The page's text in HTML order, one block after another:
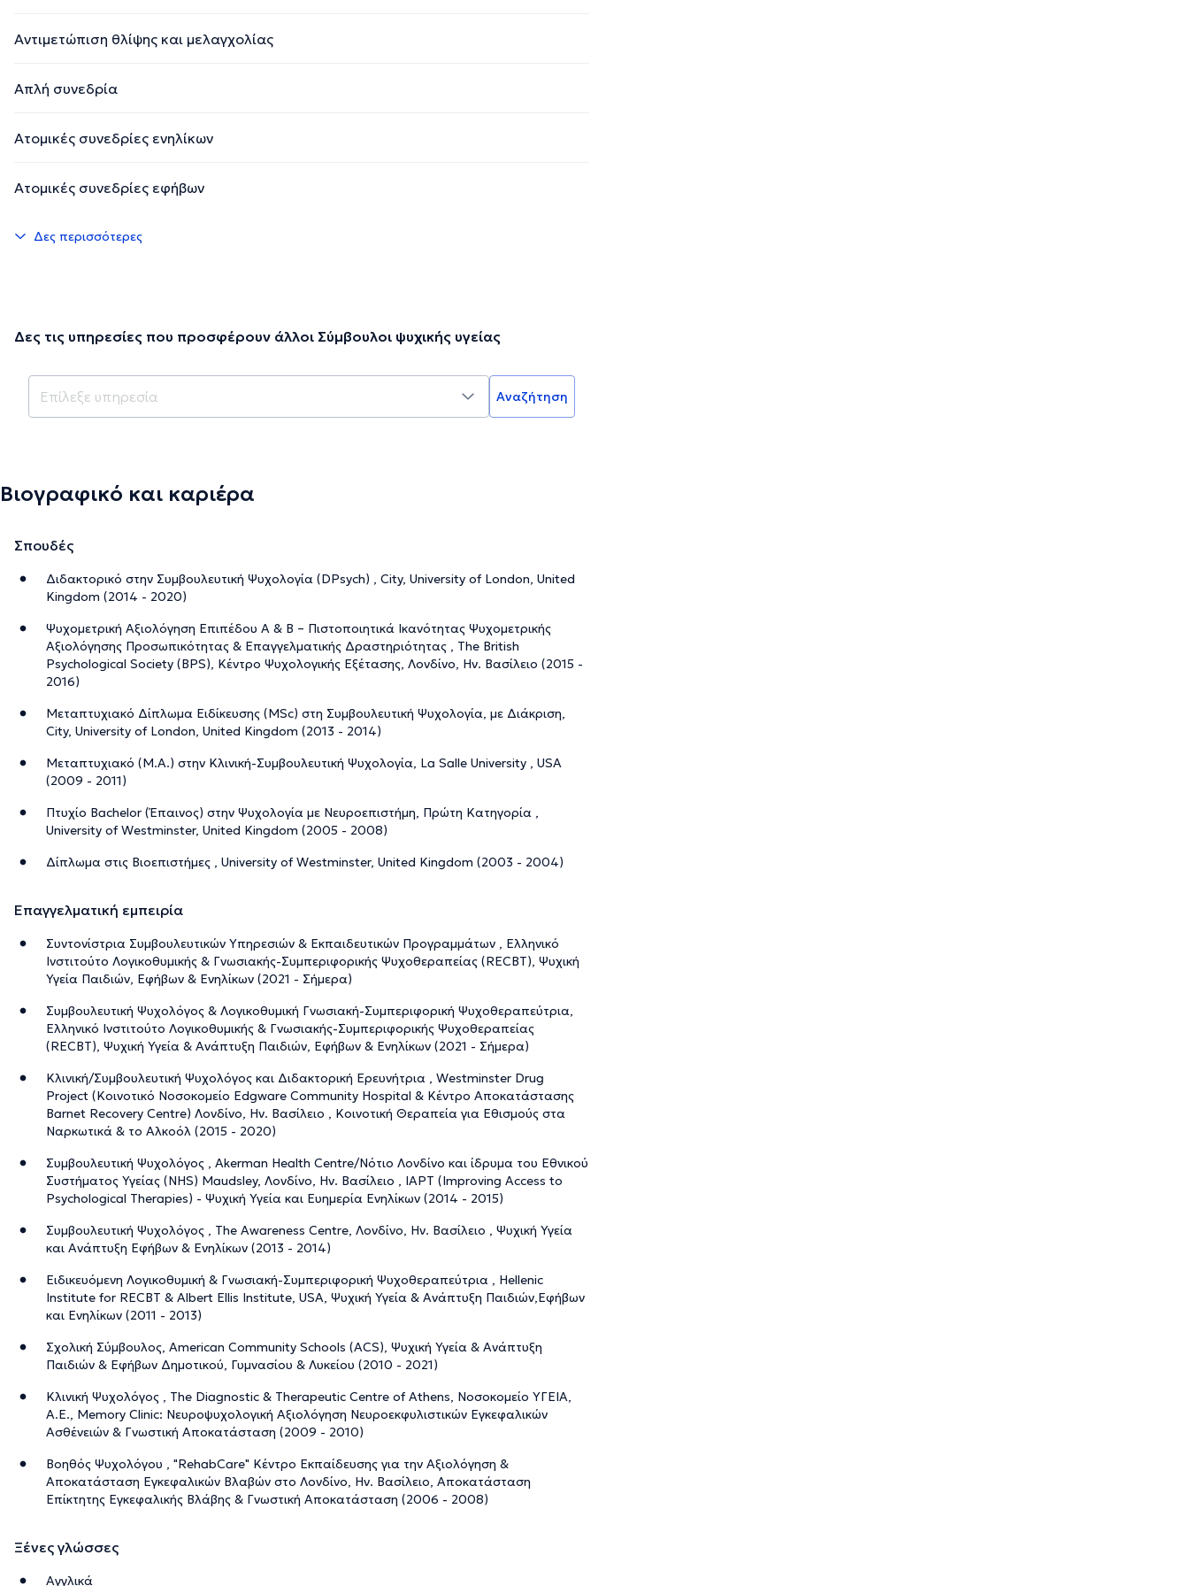
Αντιμετώπιση θλίψης και μελαγχολίας
Απλή συνεδρία
Ατομικές συνεδρίες ενηλίκων
Ατομικές συνεδρίες εφήβων
Δες περισσότερες
Δες τις υπηρεσίες που προσφέρουν άλλοι Σύμβουλοι ψυχικής υγείας
Αναζήτηση
Βιογραφικό και καριέρα
Σπουδές
Διδακτορικό στην Συμβουλευτική Ψυχολογία (DPsych) , City, University of London, United
Kingdom (2014 - 2020)
Ψυχομετρική Αξιολόγηση Επιπέδου Α & Β – Πιστοποιητικά Ικανότητας Ψυχομετρικής
Αξιολόγησης Προσωπικότητας & Επαγγελματικής Δραστηριότητας , The British
Psychological Society (BPS), Κέντρο Ψυχολογικής Εξέτασης, Λονδίνο, Ην. Βασίλειο (2015 -
2016)
Μεταπτυχιακό Δίπλωμα Ειδίκευσης (MSc) στη Συμβουλευτική Ψυχολογία, με Διάκριση,
City, University of London, United Kingdom (2013 - 2014)
Μεταπτυχιακό (M.A.) στην Κλινική-Συμβουλευτική Ψυχολογία, La Salle University , USA
(2009 - 2011)
Πτυχίο Bachelor (Έπαινος) στην Ψυχολογία με Νευροεπιστήμη, Πρώτη Κατηγορία ,
University of Westminster, United Kingdom (2005 - 2008)
Δίπλωμα στις Βιοεπιστήμες , University of Westminster, United Kingdom (2003 - 2004)
Επαγγελματική εμπειρία
Συντονίστρια Συμβουλευτικών Υπηρεσιών & Εκπαιδευτικών Προγραμμάτων , Ελληνικό
Ινστιτούτο Λογικοθυμικής & Γνωσιακής-Συμπεριφορικής Ψυχοθεραπείας (RECBT), Ψυχική
Υγεία Παιδιών, Εφήβων & Ενηλίκων (2021 - Σήμερα)
Συμβουλευτική Ψυχολόγος & Λογικοθυμική Γνωσιακή-Συμπεριφορική Ψυχοθεραπεύτρια,
Ελληνικό Ινστιτούτο Λογικοθυμικής & Γνωσιακής-Συμπεριφορικής Ψυχοθεραπείας
(RECBT), Ψυχική Υγεία & Ανάπτυξη Παιδιών, Εφήβων & Ενηλίκων (2021 - Σήμερα)
Κλινική/Συμβουλευτική Ψυχολόγος και Διδακτορική Ερευνήτρια , Westminster Drug
Project (Κοινοτικό Νοσοκομείο Edgware Community Hospital & Κέντρο Αποκατάστασης
Barnet Recovery Centre) Λονδίνο, Ην. Βασίλειο , Κοινοτική Θεραπεία για Εθισμούς στα
Ναρκωτικά & το Αλκοόλ (2015 - 2020)
Συμβουλευτική Ψυχολόγος , Akerman Health Centre/Νότιο Λονδίνο και ίδρυμα του Εθνικού
Συστήματος Υγείας (NHS) Maudsley, Λονδίνο, Ην. Βασίλειο , IAPT (Improving Access to
Psychological Therapies) - Ψυχική Υγεία και Ευημερία Ενηλίκων (2014 - 2015)
Συμβουλευτική Ψυχολόγος , The Awareness Centre, Λονδίνο, Ην. Βασίλειο , Ψυχική Υγεία
και Ανάπτυξη Εφήβων & Ενηλίκων (2013 - 2014)
Ειδικευόμενη Λογικοθυμική & Γνωσιακή-Συμπεριφορική Ψυχοθεραπεύτρια , Hellenic
Institute for RECBT & Albert Ellis Institute, USA, Ψυχική Υγεία & Ανάπτυξη Παιδιών,Εφήβων
και Ενηλίκων (2011 - 2013)
Σχολική Σύμβουλος, American Community Schools (ACS), Ψυχική Υγεία & Ανάπτυξη
Παιδιών & Εφήβων Δημοτικού, Γυμνασίου & Λυκείου (2010 - 2021)
Κλινική Ψυχολόγος , The Diagnostic & Therapeutic Centre of Athens, Νοσοκομείο ΥΓΕΙΑ,
Α.Ε., Memory Clinic: Νευροψυχολογική Αξιολόγηση Νευροεκφυλιστικών Εγκεφαλικών
Ασθένειών & Γνωστική Αποκατάσταση (2009 - 2010)
Βοηθός Ψυχολόγου , "RehabCare" Κέντρο Εκπαίδευσης για την Αξιολόγηση &
Αποκατάσταση Εγκεφαλικών Βλαβών στο Λονδίνο, Ην. Βασίλειο, Αποκατάσταση
Επίκτητης Εγκεφαλικής Βλάβης & Γνωστική Αποκατάσταση (2006 - 2008)
Ξένες γλώσσες
Αγγλικά